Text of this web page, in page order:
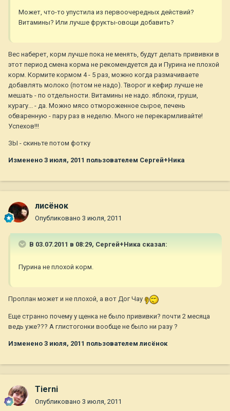
Может, что-то упустила из первоочередных действий?
Витамины? Или лучше фрукты-овощи добавить?
Вес наберет, корм лучше пока не менять, будут делать прививки в
этот период смена корма не рекомендуется да и Пурина не плохой
корм. Кормите кормом 4 - 5 раз, можно когда размачиваете
добавлять молоко (потом не надо). Творог и кефир лучше не
мешать - по отдельности. Витамины не надо. яблоки, груши,
курагу... - да. Можно мясо отмороженное сырое, печень
обваренную - пару раз в неделю. Много не перекармливайте!
Успехов!!!
ЗЫ - скиньте потом фотку
Изменено 3 июля, 2011 пользователем Сергей+Ника
лисёнок
Опубликовано 3 июля, 2011
В 03.07.2011 в 08:29, Сергей+Ника сказал:
Пурина не плохой корм.
Проплан может и не плохой, а вот Дог Чау
Еще странно почему у щенка не было прививки? почти 2 месяца
ведь уже??? А глистогонки вообще не было ни разу ?
Изменено 3 июля, 2011 пользователем лисёнок
Tierni
Опубликовано 3 июля, 2011